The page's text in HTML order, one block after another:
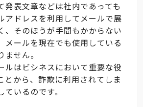
発表文章などは社内であっても
アドレスを利用してメールで展
、そのほうが手間もかからない
メールを現在でも使用している
せん。
ルはビシネスにおいて重要な役
とから、詐欺に利用されてしま
いるのです。